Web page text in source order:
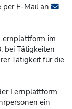
E-Mail an
im
bei Tätigkeiten
Tätigkeit für die
Lernplattform
ein